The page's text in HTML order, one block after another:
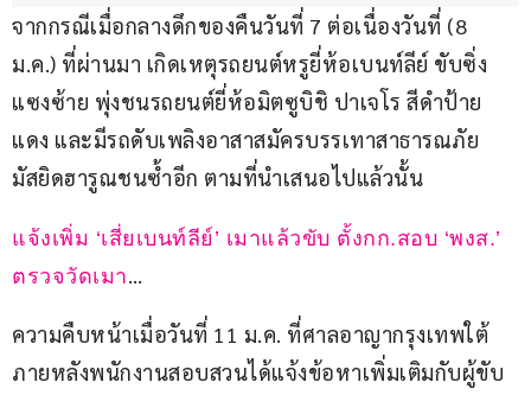
จากกรณีเมื่อกลางดึกของคืนวันที่ 7 ต่อเนื่องวันที่ (8
ม.ค.) ที่ผ่านมา เกิดเหตุรถยนต์หรูยี่ห้อเบนท์ลีย์ ขับซิ่ง
แซงซ้าย พุ่งชนรถยนต์ยี่ห้อมิตซูบิชิ ปาเจโร สีดำป้าย
แดง และมีรถดับเพลิงอาสาสมัครบรรเทาสาธารณภัย
มัสยิดฮารูณชนซ้ำอีก ตามที่นำเสนอไปแล้วนั้น
แจ้งเพิ่ม ‘เสี่ยเบนท์ลีย์’ เมาแล้วขับ ตั้งกก.สอบ ‘พงส.’
ตรวจวัดเมา…
ความคืบหน้าเมื่อวันที่ 11 ม.ค. ที่ศาลอาญากรุงเทพใต้
ภายหลังพนักงานสอบสวนได้แจ้งข้อหาเพิ่มเติมกับผู้ขับ